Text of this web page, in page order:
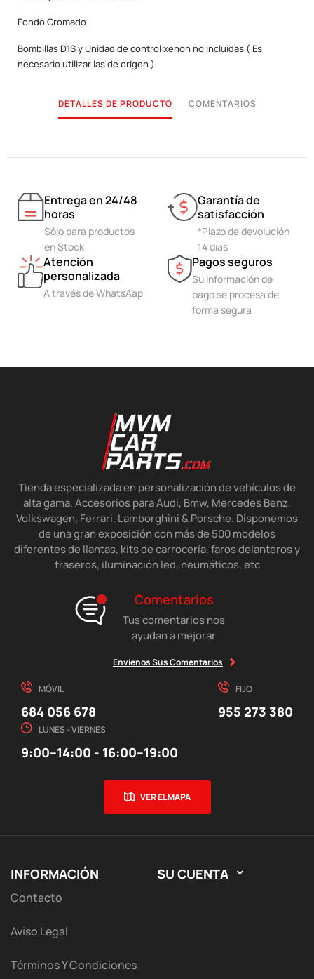
Fondo Cromado
Bombillas D1S y Unidad de control xenon no incluidas ( Es
necesario utilizar las de origen )
DETALLES DE PRODUCTO COMENTARIOS
Entrega en 24/48
horas
Sólo para productos
en Stock
Garantía de
satisfacción
*Plazo de devolución
14 días
Atención
personalizada
A través de WhatsAap
Pagos seguros
Su información de
pago se procesa de
forma segura
Tienda especializada en personalización de vehículos de
alta gama. Accesorios para Audi, Bmw, Mercedes Benz,
Volkswagen, Ferrari, Lamborghini & Porsche. Disponemos
de una gran exposición con más de 500 modelos
diferentes de llantas, kits de carrocería, faros delanteros y
traseros, iluminación led, neumáticos, etc
Comentarios
Tus comentarios nos
ayudan a mejorar
Envíenos Sus Comentarios
MÓVIL
684 056 678
FIJO
955 273 380
LUNES - VIERNES
9:00–14:00 - 16:00–19:00
VER EL MAPA
INFORMACIÓN
Contacto
Aviso Legal
Términos Y Condiciones
SU CUENTA 